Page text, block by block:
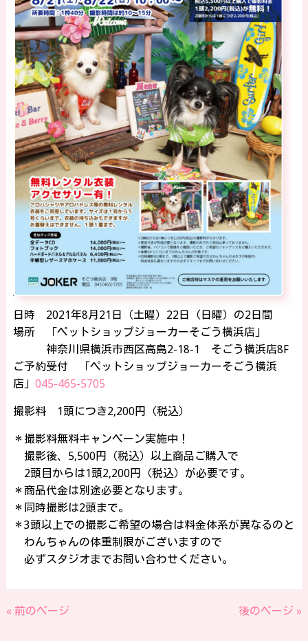
日時 2021年8月21日（土曜）22日（日曜）の2日間
場所 「ペットショップジョーカーそごう横浜店」
神奈川県横浜市西区高島2-18-1 そごう横浜店8F
ご予約受付 「ペットショップジョーカーそごう横浜
店」 045-465-5705
撮影料 1頭につき2,200円（税込）
＊撮影料無料キャンペーン実施中！
撮影後、5,500円（税込）以上商品ご購入で
2頭目からは1頭2,200円（税込）が必要です。
＊商品代金は別途必要となります。
＊同時撮影は2頭まで。
＊3頭以上での撮影ご希望の場合は料金体系が異なるのと
わんちゃんの体重制限がございますので
必ずスタジオまでお問い合わせください。
« 前のページ 後のページ »